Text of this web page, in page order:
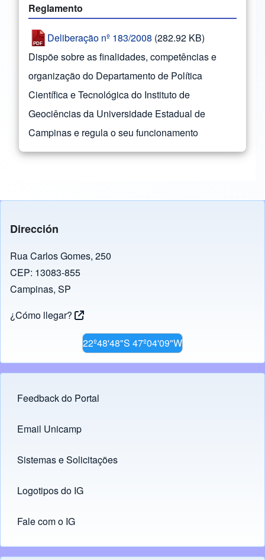
Reglamento
Deliberação nº 183/2008 (282.92 KB)
Dispõe sobre as finalidades, competências e
organização do Departamento de Política
Científica e Tecnológica do Instituto de
Geociências da Universidade Estadual de
Campinas e regula o seu funcionamento
Dirección
Rua Carlos Gomes, 250
CEP: 13083-855
Campinas, SP
¿Cómo llegar?
22º48'48"S 47º04'09"W
Footer menu
Feedback do Portal
Links
Email Unicamp
(opens in new tab)
Sistemas e Solicitações
(opens in new tab)
Logotipos do IG
(opens in new tab)
Fale com o IG